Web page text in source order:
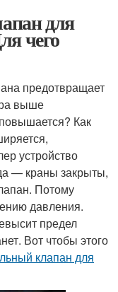
для
чего
предотвращает
выше
Как
устройство
— краны закрыты,
Потому
давления.
предел
Вот чтобы этого
клапан для